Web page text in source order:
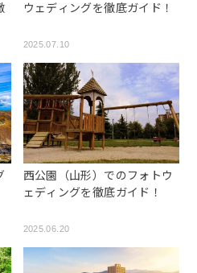
ウェディングを徹底ガイド！
2025.07.10
西公園（山形）でのフォトウ
ェディングを徹底ガイド！
2025.06.20